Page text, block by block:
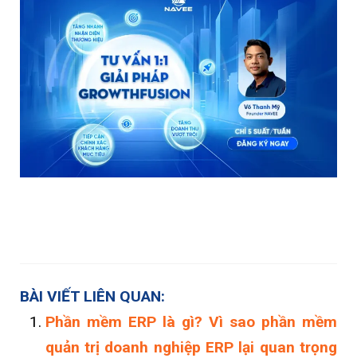
BÀI VIẾT LIÊN QUAN:
Phần mềm ERP là gì? Vì sao phần mềm
quản trị doanh nghiệp ERP lại quan trọng